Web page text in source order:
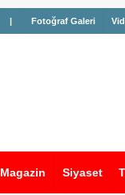
| Fotoğraf Galeri
Magazin Siyaset